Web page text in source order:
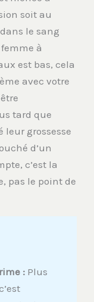
soit au
le sang
à
est bas, cela
avec votre
tard que
leur grossesse
d’un
c’est la
pas le point de
: Plus